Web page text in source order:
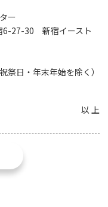
ー
6-27-30 新宿イースト
日・年末年始を除く）
以 上